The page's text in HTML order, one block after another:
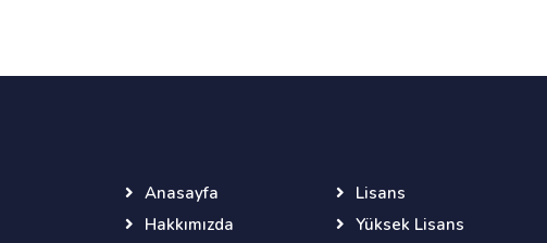
Anasayfa
Hakkımızda
Lisans
Yüksek Lisans